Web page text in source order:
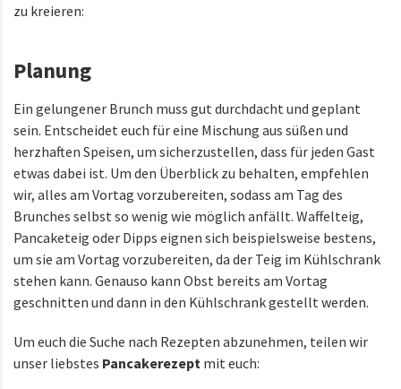
zu kreieren:
Planung
Ein gelungener Brunch muss gut durchdacht und geplant
sein. Entscheidet euch für eine Mischung aus süßen und
herzhaften Speisen, um sicherzustellen, dass für jeden Gast
etwas dabei ist. Um den Überblick zu behalten, empfehlen
wir, alles am Vortag vorzubereiten, sodass am Tag des
Brunches selbst so wenig wie möglich anfällt. Waffelteig,
Pancaketeig oder Dipps eignen sich beispielsweise bestens,
um sie am Vortag vorzubereiten, da der Teig im Kühlschrank
stehen kann. Genauso kann Obst bereits am Vortag
geschnitten und dann in den Kühlschrank gestellt werden.
Um euch die Suche nach Rezepten abzunehmen, teilen wir
unser liebstes Pancakerezept mit euch: